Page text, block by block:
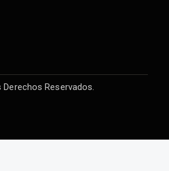
Reservados.